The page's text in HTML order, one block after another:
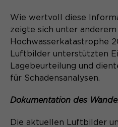
Wie wertvoll diese
zeigte sich unter
Hochwasserkatastrophe
Luftbilder unterstützten
Lagebeurteilung und
für Schadensanalysen.
Dokumentation des
Die aktuellen Luftbilder